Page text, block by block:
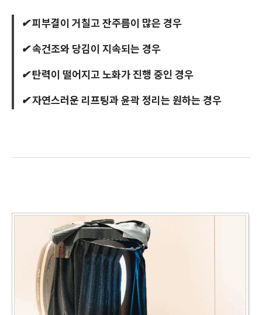
✔ 피부결이 거칠고 잔주름이 많은 경우
✔ 속건조와 당김이 지속되는 경우
✔ 탄력이 떨어지고 노화가 진행 중인 경우
✔ 자연스러운 리프팅과 윤곽 정리는 원하는 경우